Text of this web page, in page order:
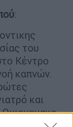
:
του
Κέντρο
καπνών.
και